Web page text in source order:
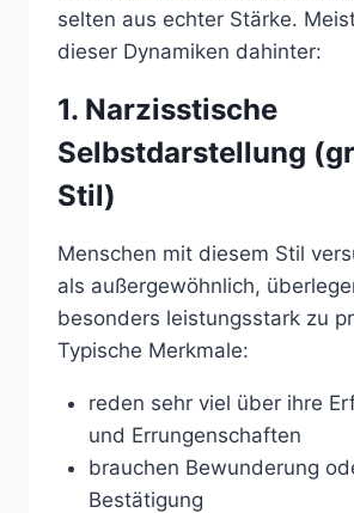
selten aus echter Stärke.
dieser Dynamiken dahinter:
1. Narzisstische
Selbstdarstellung
Stil)
Menschen mit diesem Stil
als außergewöhnlich,
besonders leistungsstark zu
Typische Merkmale:
reden sehr viel über ihre
und Errungenschaften
brauchen Bewunderung
Bestätigung